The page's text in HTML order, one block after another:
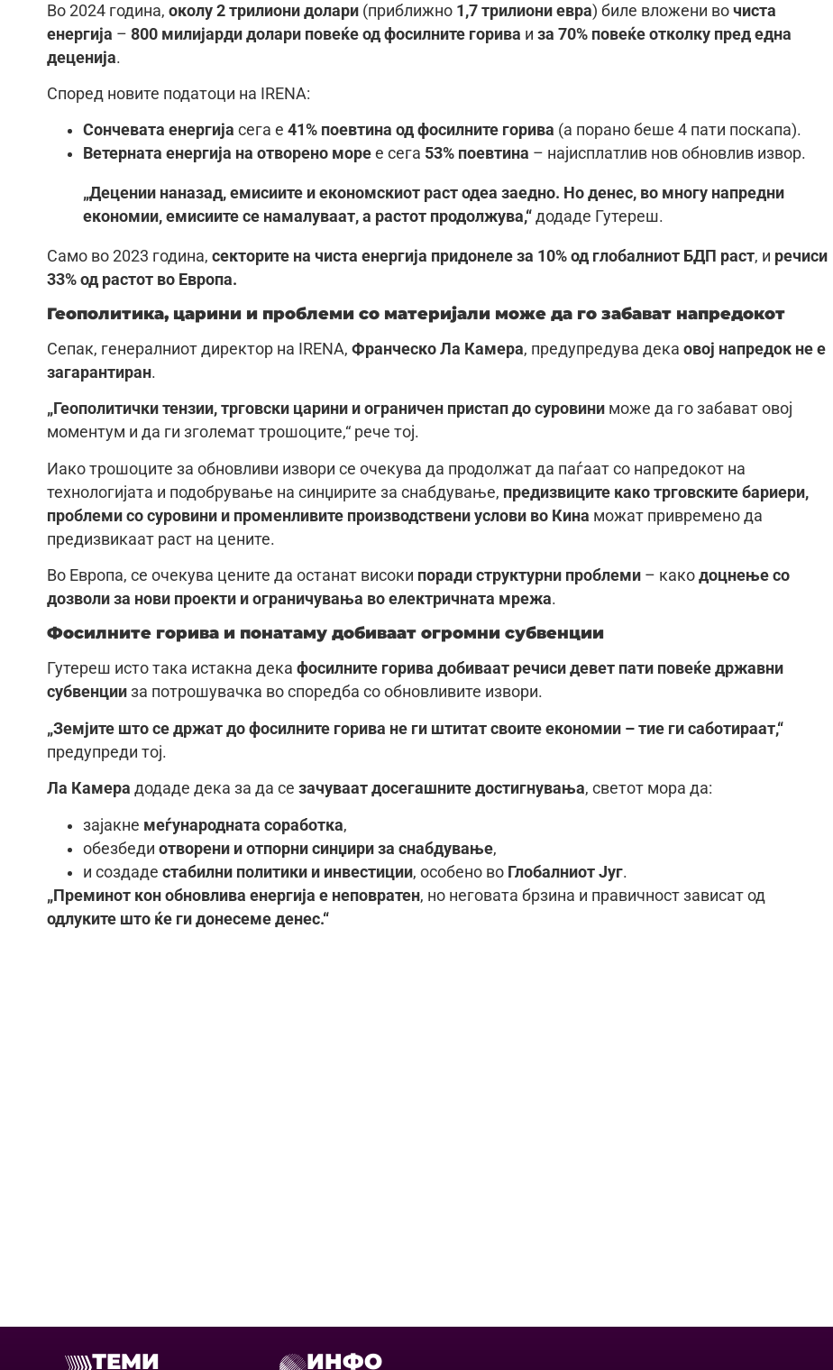
Во 2024 година, околу 2 трилиони долари (приближно 1,7 трилиони евра) биле вложени во чиста
енергија – 800 милијарди долари повеќе од фосилните горива и за 70% повеќе отколку пред една
деценија.
Според новите податоци на IRENA:
Сончевата енергија сега е 41% поевтина од фосилните горива (а порано беше 4 пати поскапа).
Ветерната енергија на отворено море е сега 53% поевтина – најисплатлив нов обновлив извор.
„Децении наназад, емисиите и економскиот раст одеа заедно. Но денес, во многу напредни
економии, емисиите се намалуваат, а растот продолжува,“ додаде Гутереш.
Само во 2023 година, секторите на чиста енергија придонеле за 10% од глобалниот БДП раст, и речиси
33% од растот во Европа.
Геополитика, царини и проблеми со материјали може да го забават напредокот
Сепак, генералниот директор на IRENA, Франческо Ла Камера, предупредува дека овој напредок не е
загарантиран.
„Геополитички тензии, трговски царини и ограничен пристап до суровини може да го забават овој
моментум и да ги зголемат трошоците,“ рече тој.
Иако трошоците за обновливи извори се очекува да продолжат да паѓаат со напредокот на
технологијата и подобрување на синџирите за снабдување, предизвиците како трговските бариери,
проблеми со суровини и променливите производствени услови во Кина можат привремено да
предизвикаат раст на цените.
Во Европа, се очекува цените да останат високи поради структурни проблеми – како доцнење со
дозволи за нови проекти и ограничувања во електричната мрежа.
Фосилните горива и понатаму добиваат огромни субвенции
Гутереш исто така истакна дека фосилните горива добиваат речиси девет пати повеќе државни
субвенции за потрошувачка во споредба со обновливите извори.
„Земјите што се држат до фосилните горива не ги штитат своите економии – тие ги саботираат,“
предупреди тој.
Ла Камера додаде дека за да се зачуваат досегашните достигнувања, светот мора да:
зајакне меѓународната соработка,
обезбеди отворени и отпорни синџири за снабдување,
и создаде стабилни политики и инвестиции, особено во Глобалниот Југ.
„Преминот кон обновлива енергија е неповратен, но неговата брзина и правичност зависат од
одлуките што ќе ги донесеме денес.“
ТЕМИ ИНФО